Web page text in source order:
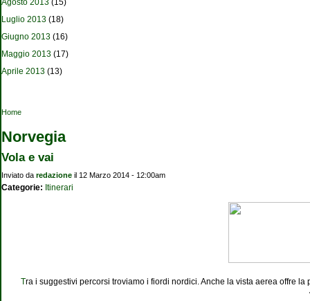
Agosto 2013 (15)
Luglio 2013 (18)
Giugno 2013 (16)
Maggio 2013 (17)
Aprile 2013 (13)
Tu sei qui
Home
Norvegia
Vola e vai
Inviato da redazione il 12 Marzo 2014 - 12:00am
Categorie: Itinerari
Tra i suggestivi percorsi troviamo i fiordi nordici. Anche la vista aerea offre